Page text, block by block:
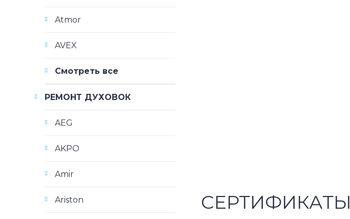
СЕРТИФИКАТЫ
Atmor
AVEX
Смотреть все
РЕМОНТ ДУХОВОК
AEG
AKPO
Amir
Ariston